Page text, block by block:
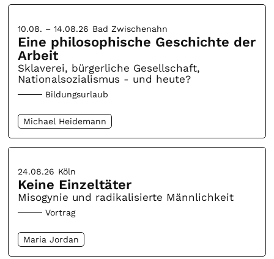
10.08. – 14.08.26 Bad Zwischenahn
Eine philosophische Geschichte der
Arbeit
Sklaverei, bürgerliche Gesellschaft,
Nationalsozialismus - und heute?
Bildungsurlaub
Michael Heidemann
24.08.26 Köln
Keine Einzeltäter
Misogynie und radikalisierte Männlichkeit
Vortrag
Maria Jordan